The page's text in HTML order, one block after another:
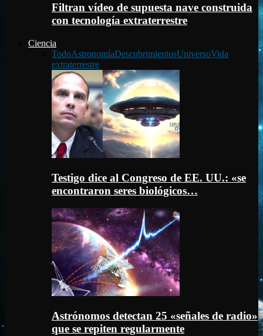
Filtran vídeo de supuesta nave construida
con tecnología extraterrestre
Ciencia
TodoAstronomíaDescubrimientosUniversoVida
extraterrestre
Testigo dice al Congreso de EE. UU.: «se
encontraron seres biológicos…
Astrónomos detectan 25 «señales de radio»
que se repiten regularmente